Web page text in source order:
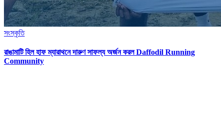
সংস্কৃতি
রাঙামাটি হিল হাফ ম্যারাথনে দারুণ সাফল্য অর্জন করল Daffodil Running
Community